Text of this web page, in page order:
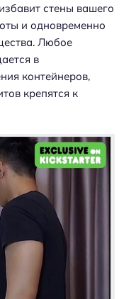
стены вашего
и одновременно
Любое
в
контейнеров,
крепятся к